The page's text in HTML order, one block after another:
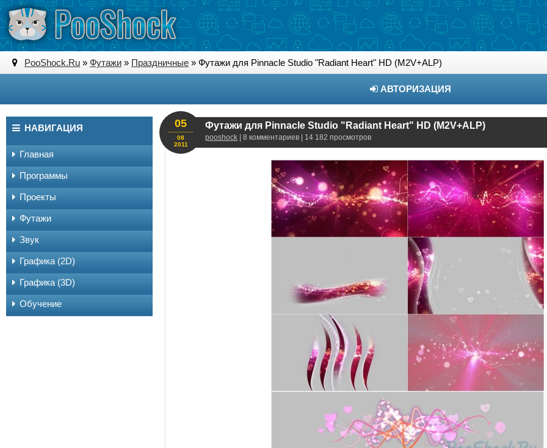
PooShock.Ru » Футажи » Праздничные » Футажи для Pinnacle Studio "Radiant Heart" HD (M2V+ALP)
АВТОРИЗАЦИЯ
Футажи для Pinnacle Studio "Radiant Heart" HD (M2V+ALP)
pooshock | 8 комментариев | 14 182 просмотров
05
08
2011
НАВИГАЦИЯ
Главная
Программы
Проекты
Футажи
Звук
Графика (2D)
Графика (3D)
Обучение